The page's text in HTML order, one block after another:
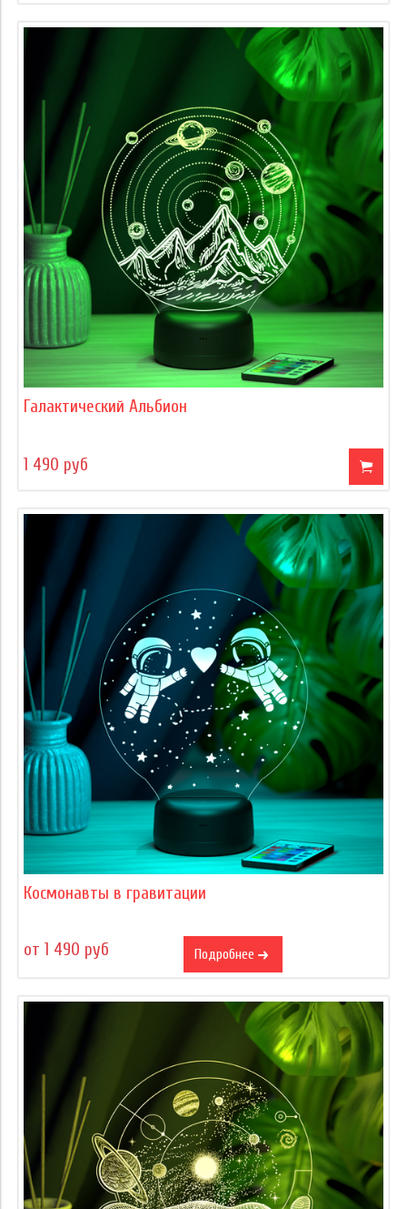
Галактический Альбион
1 490 руб
Космонавты в гравитации
от 1 490 руб Подробнее